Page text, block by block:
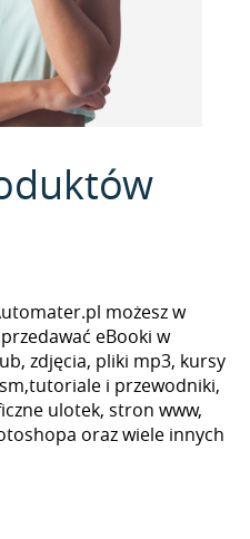
możesz w
eBooki w
zdjęcia, pliki mp3, kursy
i przewodniki,
ulotek, stron www,
oraz wiele innych